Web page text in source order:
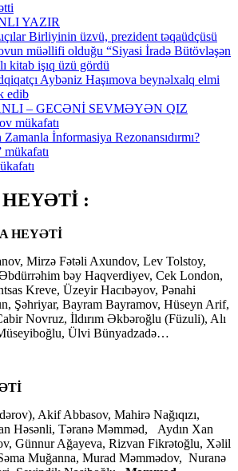
YAZIR
Birliyinin üzvü, prezident təqaüdçüsü
müəllifi olduğu “Siyasi İradə Bütövləşən
kitab işıq üzü gördü
Aybəniz Haşımova beynəlxalq elmi
edib
– GECƏNİ SEVMƏYƏN QIZ
mükafatı
İnformasiya Rezonansıdırmı?
HEYƏTİ :
HEYƏTİ
Mirzə Fətəli Axundov, Lev Tolstoy,
bəy Haqverdiyev, Cek London,
Kreve, Üzeyir Hacıbəyov, Pənahi
Şəhriyar, Bayram Bayramov, Hüseyn Arif,
Novruz, İldırım Əkbəroğlu (Füzuli), Alı
Ülvi Bünyadzadə…
Akif Abbasov, Mahirə Nağıqızı,
Həsənli, Təranə Məmməd, Aydın Xan
Günnur Ağayeva, Rizvan Fikrətoğlu, Xəlil
Muğanna, Murad Məmmədov, Nuranə